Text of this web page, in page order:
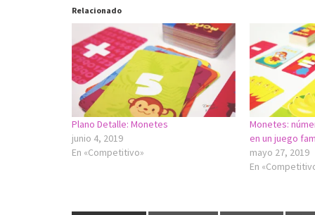
Relacionado
Plano Detalle: Monetes
junio 4, 2019
En «Competitivo»
Monetes:
en un juego
mayo 27, 2019
En